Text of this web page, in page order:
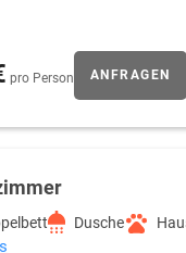
pro Person ANFRAGEN
Dusche